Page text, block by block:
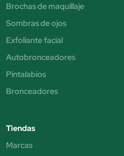
Brochas de maquillaje
Sombras de ojos
Exfoliante facial
Autobronceadores
Pintalabios
Bronceadores
Tiendas
Marcas